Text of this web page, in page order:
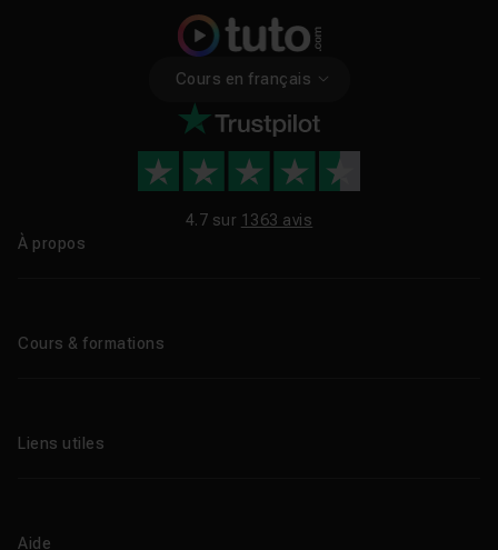
Cours en français
4.7 sur 1363 avis
À propos
Cours & formations
Formations certifiantes
Liens utiles
Aide